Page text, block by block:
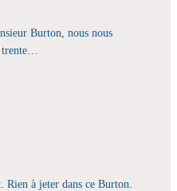
Burton, nous nous
trente…
Rien à jeter dans ce Burton.